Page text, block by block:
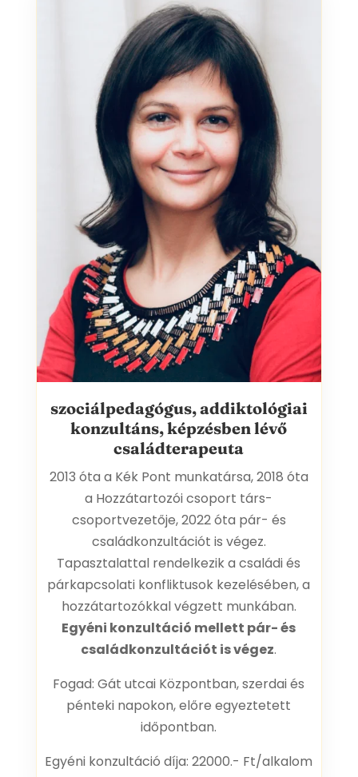
GYÁRFÁS ANIKÓ
szociálpedagógus, addiktológiai
konzultáns, képzésben lévő
családterapeuta
2013 óta a Kék Pont munkatársa, 2018 óta
a Hozzátartozói csoport társ-
csoportvezetője, 2022 óta pár- és
családkonzultációt is végez.
Tapasztalattal rendelkezik a családi és
párkapcsolati konfliktusok kezelésében, a
hozzátartozókkal végzett munkában.
Egyéni konzultáció mellett pár- és
családkonzultációt is végez.
Fogad: Gát utcai Központban, szerdai és
pénteki napokon, előre egyeztetett
időpontban.
Egyéni konzultáció díja: 22000.- Ft/alkalom